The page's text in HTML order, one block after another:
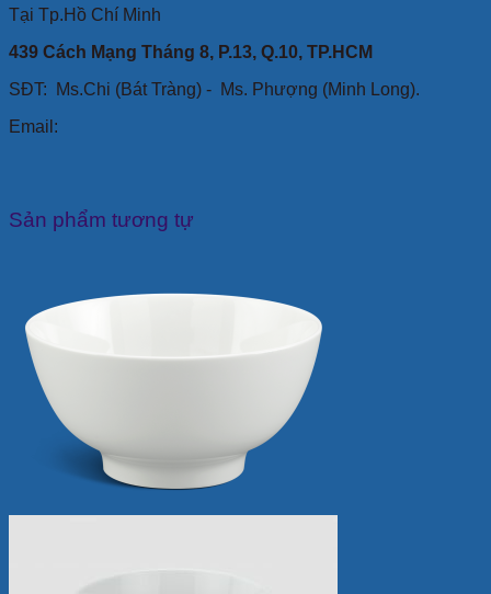
Tại Tp.Hồ Chí Minh
439 Cách Mạng Tháng 8, P.13, Q.10, TP.HCM
SĐT: Ms.Chi (Bát Tràng) - Ms. Phượng (Minh Long).
Email:
Sản phẩm tương tự